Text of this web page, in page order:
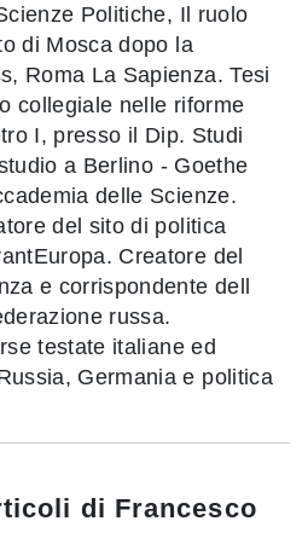
Politiche, Il ruolo
di Mosca dopo la
Roma La Sapienza. Tesi
collegiale nelle riforme
I, presso il Dip. Studi
a Berlino - Goethe
delle Scienze.
del sito di politica
Creatore del
e corrispondente dell
russa.
testate italiane ed
Germania e politica
di Francesco